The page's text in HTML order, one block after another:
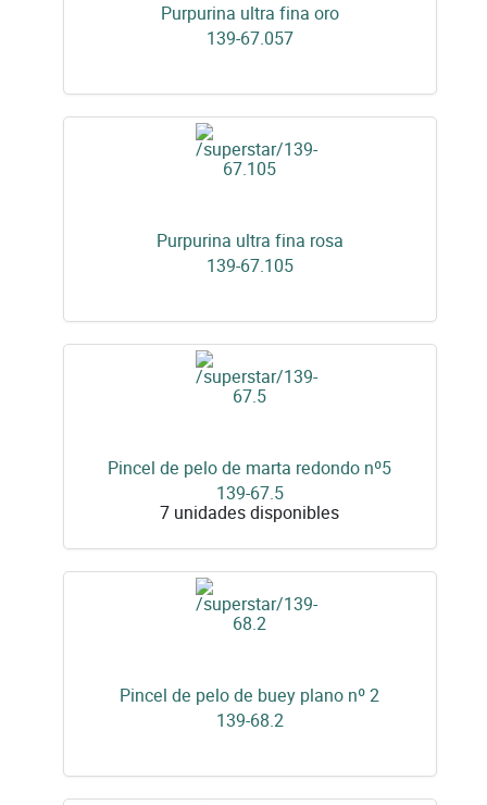
Purpurina ultra fina oro
139-67.057
Purpurina ultra fina rosa
139-67.105
Pincel de pelo de marta redondo nº5
139-67.5
7 unidades disponibles
Pincel de pelo de buey plano nº 2
139-68.2